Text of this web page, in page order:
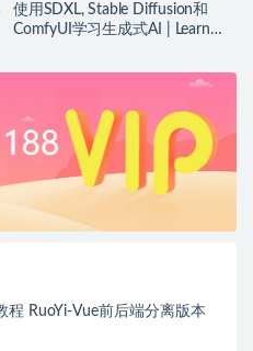
使用SDXL, Stable Diffusion和
ComfyUI学习生成式AI | Learn
程 RuoYi-Vue前后端分离版本